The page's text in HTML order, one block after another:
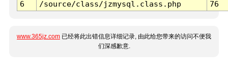
6
/source/class/jzmysql.class.php 76
www.365jz.com 已经将此出错信息详细记录, 由此给您带来的访问不便我
们深感歉意.